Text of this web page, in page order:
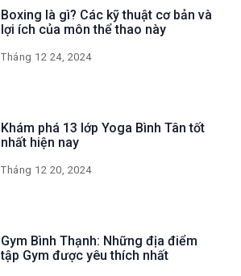
Boxing là gì? Các kỹ thuật cơ bản và
lợi ích của môn thể thao này
Tháng 12 24, 2024
Khám phá 13 lớp Yoga Bình Tân tốt
nhất hiện nay
Tháng 12 20, 2024
Gym Bình Thạnh: Những địa điểm
tập Gym được yêu thích nhất